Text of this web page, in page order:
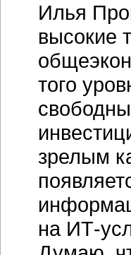
Илья
высокие
того
зрелым
на ИТ-